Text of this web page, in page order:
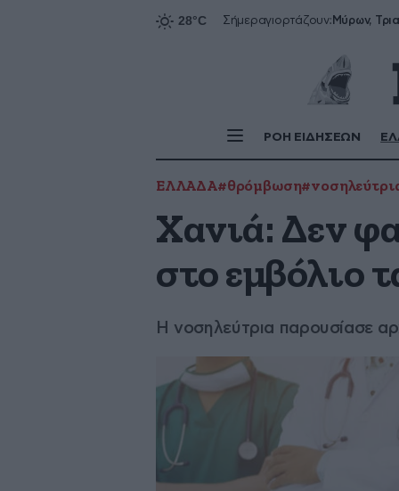
Σήμεραγιορτάζουν:
ΡΟΗ ΕΙΔΗΣΕΩΝ
ΕΛΛΑΔΑ#θρόμβωση
Χανιά: Δεν
στο εμβόλιο
H νοσηλεύτρια παρουσίασε